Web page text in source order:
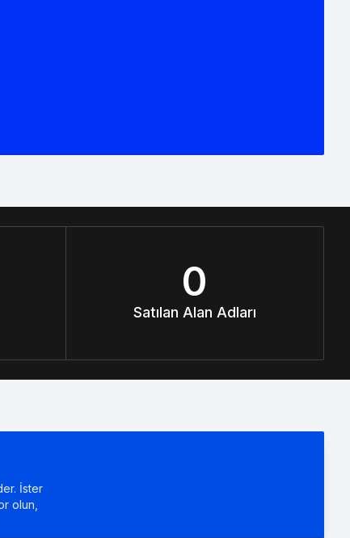
0
Satılan Alan Adları
İster
olun,